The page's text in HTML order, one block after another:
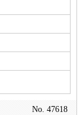
No. 47618